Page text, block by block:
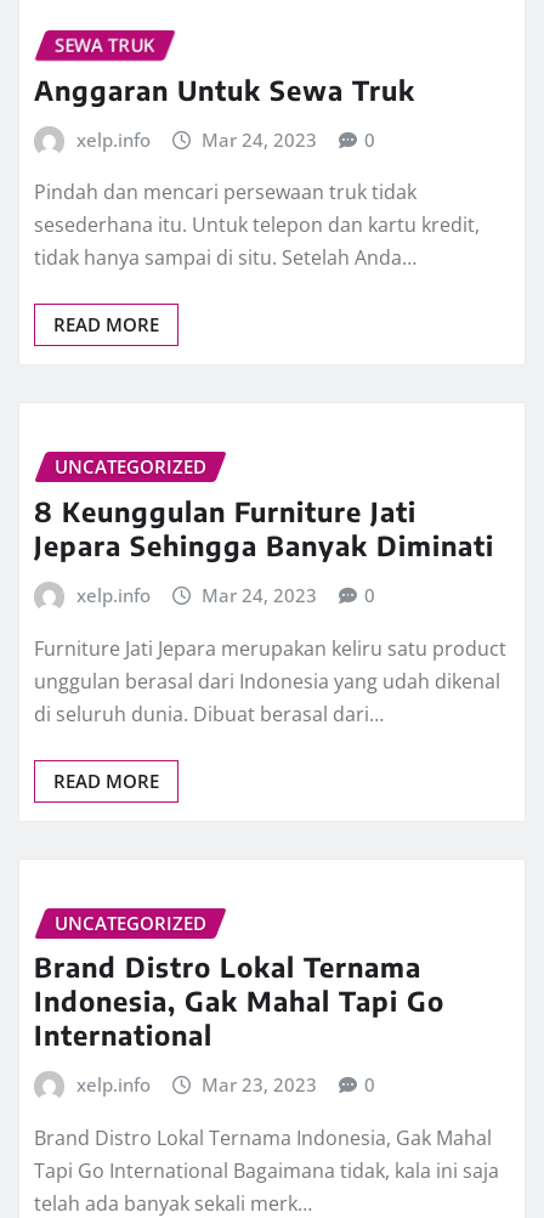
SEWA TRUK
Anggaran Untuk Sewa Truk
xelp.info Mar 24, 2023 0
Pindah dan mencari persewaan truk tidak
sesederhana itu. Untuk telepon dan kartu kredit,
tidak hanya sampai di situ. Setelah Anda…
READ MORE
UNCATEGORIZED
8 Keunggulan Furniture Jati
Jepara Sehingga Banyak Diminati
xelp.info Mar 24, 2023 0
Furniture Jati Jepara merupakan keliru satu product
unggulan berasal dari Indonesia yang udah dikenal
di seluruh dunia. Dibuat berasal dari…
READ MORE
UNCATEGORIZED
Brand Distro Lokal Ternama
Indonesia, Gak Mahal Tapi Go
International
xelp.info Mar 23, 2023 0
Brand Distro Lokal Ternama Indonesia, Gak Mahal
Tapi Go International Bagaimana tidak, kala ini saja
telah ada banyak sekali merk…